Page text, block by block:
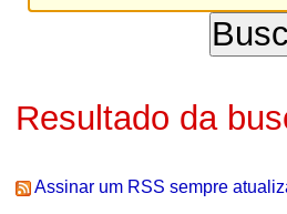
Resultado da
Assinar um RSS sempre